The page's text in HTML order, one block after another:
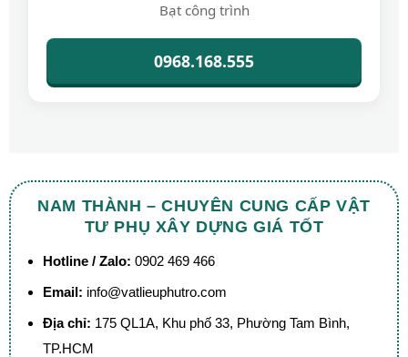
Bạt công trình
0968.168.555
NAM THÀNH – CHUYÊN CUNG CẤP VẬT
TƯ PHỤ XÂY DỰNG GIÁ TỐT
Hotline / Zalo: 0902 469 466
Email: info@vatlieuphutro.com
Địa chỉ: 175 QL1A, Khu phố 33, Phường Tam Bình,
TP.HCM